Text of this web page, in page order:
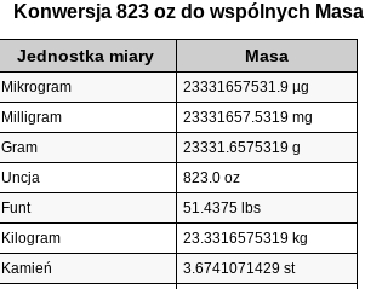
Konwersja 823 oz do wspólnych Masa
Jednostka miary Masa
Mikrogram
23331657531.9 µg
Milligram
23331657.5319 mg
Gram
23331.6575319 g
Uncja
823.0 oz
Funt
51.4375 lbs
Kilogram
23.3316575319 kg
Kamień
3.6741071429 st